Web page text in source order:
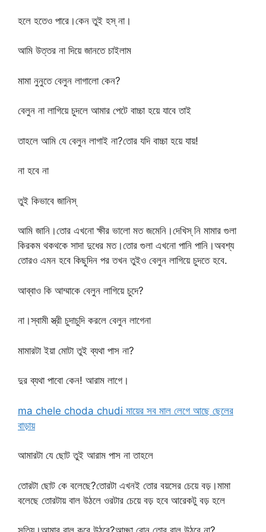
হলে হতেও পারে।কেন তুই হস্ না।
আমি উত্তর না দিয়ে জানতে চাইলাম
মামা নুনুতে বেলুন লাগালো কেন?
বেলুন না লাগিয়ে চুদলে আমার পেটে বাচ্চা হয়ে যাবে তাই
তাহলে আমি যে বেলুন লাগাই না?তোর যদি বাচ্চা হয়ে যায়!
না হবে না
তুই কিভাবে জানিস্
আমি জানি।তোর এখনো ক্ষীর ভালো মত জমেনি।দেখিস্ নি মামার গুলা
কিরকম থকথকে সাদা দুধের মত।তোর গুলা এখনো পানি পানি।অবশ্য
তোরও এমন হবে কিছুদিন পর তখন তুইও বেলুন লাগিয়ে চুদতে হবে.
আব্বাও কি আম্মাকে বেলুন লাগিয়ে চুদে?
না।স্বামী স্ত্রী চুদাচুদি করলে বেলুন লাগেনা
মামারটা ইয়া মোটা তুই ব্যথা পাস না?
দুর ব্যথা পাবো কেন! আরাম লাগে।
ma chele choda chudi মায়ের সব মাল লেগে আছে ছেলের
বাড়ায়
আমারটা যে ছোট তুই আরাম পাস না তাহলে
তোরটা ছোট কে বলেছে?তোরটা এখনই তোর বয়সের চেয়ে বড়।মামা
বলেছে তোরটায় বাল উঠলে ওরটার চেয়ে বড় হবে আরেকটু বড় হলে